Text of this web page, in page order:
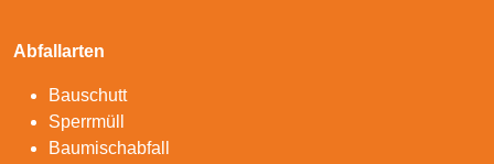
Abfallarten
Bauschutt
Sperrmüll
Baumischabfall